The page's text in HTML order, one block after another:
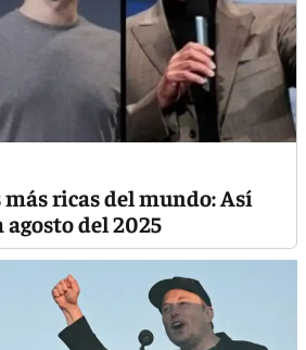
más ricas del mundo: Así
del 2025